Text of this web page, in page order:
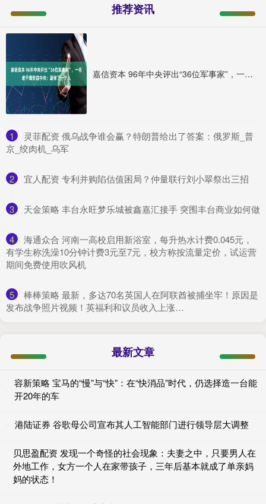
推荐资讯
嘉信资本 96年中央评出“36位军事家”，一名老干部致信中央：漏掉了一个人
1
​灵菲配资 俄乌战争谁会赢？特朗普给出了答案：俄罗斯_普
京_绞肉机_乌军
2 ​宜人配资 专利并购陷估值困局？仲量联行刘小翠祭出三招
3 ​天金策略 丰台永旺梦乐城被鑫嘉汇接手 突围丰台商业如何做
4
​海通众合 河南一高校启用新浴室，每升热水计费0.045元，
有学生称洗澡10分钟计费3元至7元，校方称按流量定价，试运营
期间免费使用吹风机
5
​棒棒策略 最新，多达70名英国人在阿联酋被捕坐牢！原因是
发布战争照片视频！英福利和议员收入上涨…
最新文章
容新策略 宝马的“慢”与“快”：在“快消品”时代，仍选择造一台能
开20年的车
港陆证券 谷歌母公司宣布其人工智能部门进行领导层大调整
贝思盈配资 发现一个奇怪的社会现象：夫妻之中，只要男人在
外地工作，女方一个人在家带孩子，三年后基本就成了单亲妈
妈的状态！